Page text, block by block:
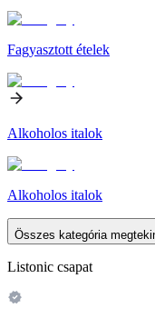
Fagyasztott ételek
Alkoholos italok
Alkoholos italok
Összes kategória
Listonic csapat